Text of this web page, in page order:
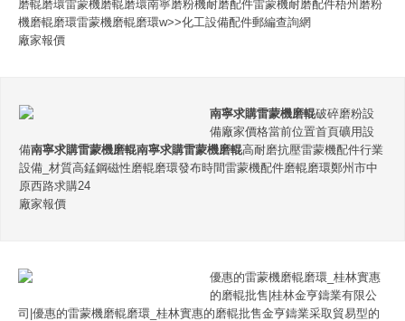
磨輥磨環雷蒙機磨輥磨環南寧磨粉機耐磨配件雷蒙機耐磨配件梧州磨粉
機磨輥磨環雷蒙機磨輥磨環w>>化工設備配件郵編查詢網
廠家報價
南寧求購雷蒙機磨輥破碎磨粉設
備廠家價格當前位置首頁礦用設
備南寧求購雷蒙機磨輥南寧求購雷蒙機磨輥高耐磨抗壓雷蒙機配件行業
設備_材質高錳鋼磁性磨輥磨環發布時間雷蒙機配件磨輥磨環鄭州市中
原西路求購24
廠家報價
優惠的雷蒙機磨輥磨環_桂林實惠
的磨輥批售|桂林金亨鑄業有限公
司|優惠的雷蒙機磨輥磨環_桂林實惠的磨輥批售金亨鑄業采取貿易型的